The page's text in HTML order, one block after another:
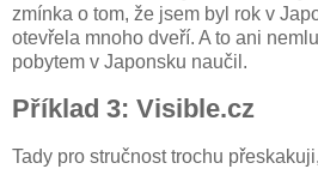
zmínka o tom, že jsem byl rok v
otevřela mnoho dveří. A to ani
pobytem v Japonsku naučil.
Příklad 3: Visible.cz
Tady pro stručnost trochu